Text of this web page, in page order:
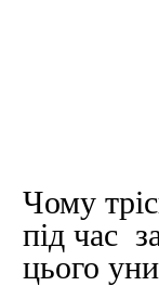
Чому
під час
цього